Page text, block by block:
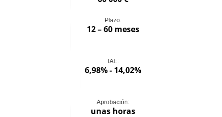
Plazo:
12 – 60 meses
TAE:
6,98% - 14,02%
Aprobación:
unas horas